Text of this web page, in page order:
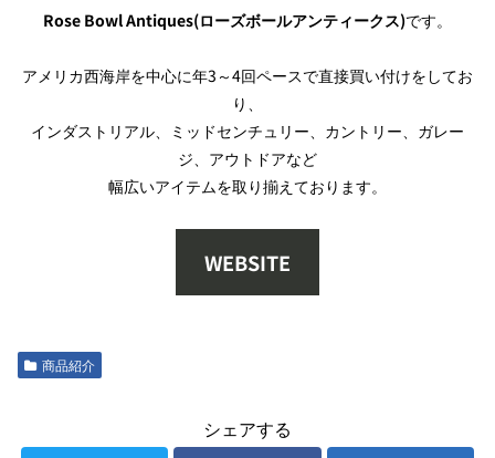
Rose Bowl Antiques(ローズボールアンティークス)です。
アメリカ西海岸を中心に年3～4回ペースで直接買い付けをしてお
り、
インダストリアル、ミッドセンチュリー、カントリー、ガレー
ジ、アウトドアなど
幅広いアイテムを取り揃えております。
WEBSITE
商品紹介
シェアする